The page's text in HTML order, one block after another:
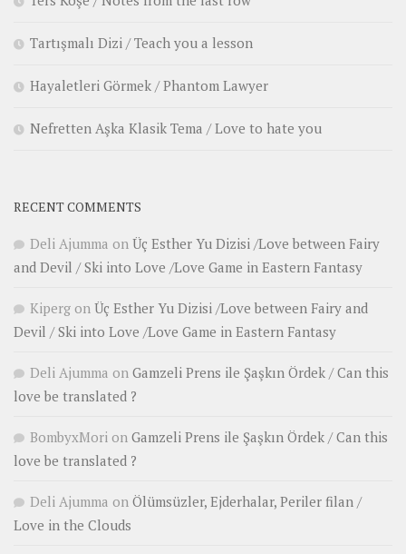
Tartışmalı Dizi / Teach you a lesson
Hayaletleri Görmek / Phantom Lawyer
Nefretten Aşka Klasik Tema / Love to hate you
RECENT COMMENTS
Deli Ajumma on Üç Esther Yu Dizisi /Love between Fairy
and Devil / Ski into Love /Love Game in Eastern Fantasy
Kiperg on Üç Esther Yu Dizisi /Love between Fairy and
Devil / Ski into Love /Love Game in Eastern Fantasy
Deli Ajumma on Gamzeli Prens ile Şaşkın Ördek / Can this
love be translated ?
BombyxMori on Gamzeli Prens ile Şaşkın Ördek / Can this
love be translated ?
Deli Ajumma on Ölümsüzler, Ejderhalar, Periler filan /
Love in the Clouds